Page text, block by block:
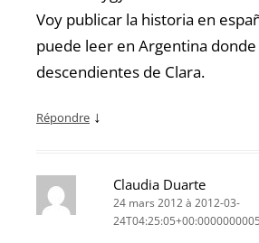
Voy publicar la historia en
puede leer en Argentina donde
descendientes de Clara.
Répondre ↓
Claudia Duarte
24 mars 2012 à 2012-03-